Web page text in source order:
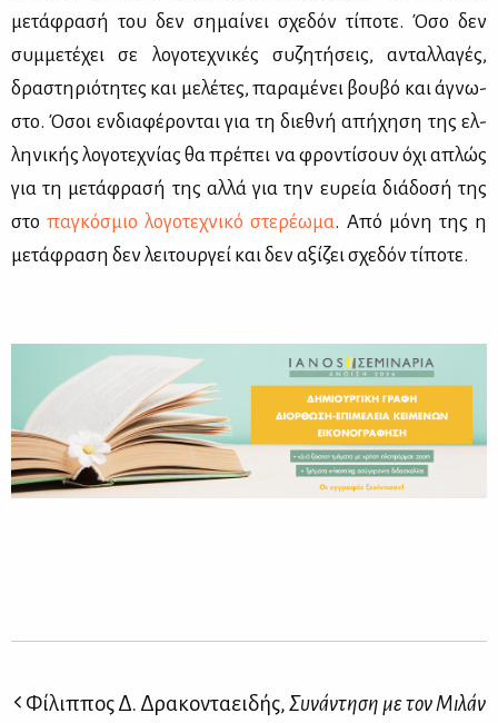
με­τά­φρα­σή του δεν ση­μαί­νει σχε­δόν τί­πο­τε. Όσο δεν
συμ­με­τέ­χει σε λο­γο­τε­χνι­κές συ­ζη­τή­σεις, ανταλ­λα­γές,
δρα­στη­ριό­τη­τες και με­λέ­τες, πα­ρα­μέ­νει βου­βό και άγνω­
στο. Όσοι εν­δια­φέ­ρο­νται για τη διε­θνή απή­χη­ση της ελ­
λη­νι­κής λο­γο­τε­χνί­ας θα πρέ­πει να φρο­ντί­σουν όχι απλώς
για τη με­τά­φρα­σή της αλ­λά για την ευ­ρεία διά­δο­σή της
στοπα­γκό­σμιο λο­γο­τε­χνι­κό στε­ρέ­ω­μα. Από μό­νη της η
με­τά­φρα­ση δεν λει­τουρ­γεί και δεν αξί­ζει σχε­δόν τί­πο­τε.
Φίλιππος Δ. Δρακονταειδής,Συνάντηση με τον Μιλάν